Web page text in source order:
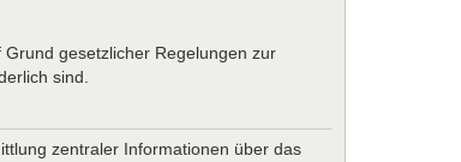
gesetzlicher Regelungen zur
sind.
zentraler Informationen über das